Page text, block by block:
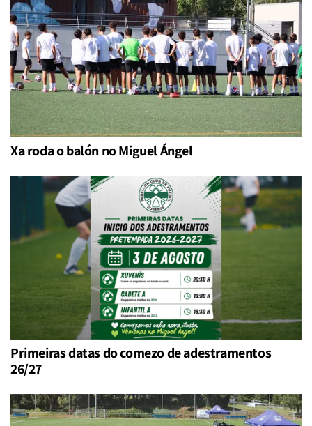
Xa roda o balón no Miguel Ángel
Primeiras datas do comezo de adestramentos
26/27